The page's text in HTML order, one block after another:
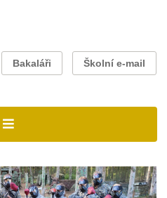
Bakaláři Školní e-mail